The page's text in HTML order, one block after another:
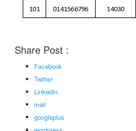
Share Post :
Facebook
Twitter
Linkedin
mail
googleplus